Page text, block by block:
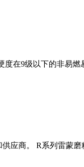
在9级以下的非易
应商。 R系列雷蒙